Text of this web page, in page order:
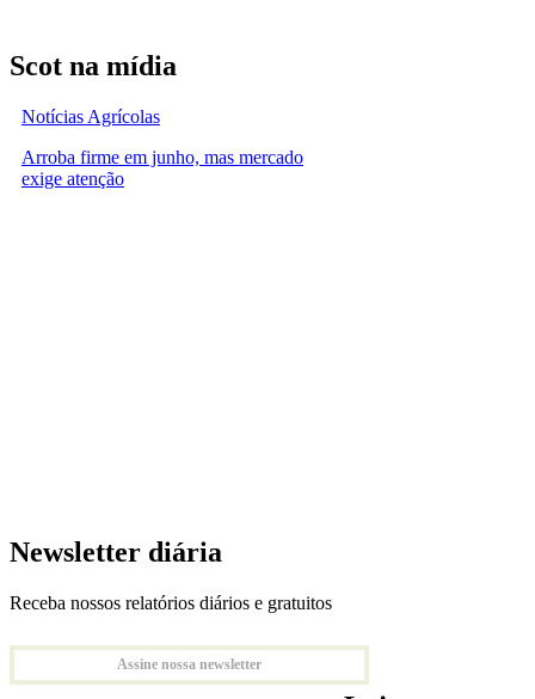
Scot na mídia
Notícias Agrícolas
Arroba firme em junho, mas mercado
exige atenção
Newsletter diária
Receba nossos relatórios diários e gratuitos
Assine nossa newsletter